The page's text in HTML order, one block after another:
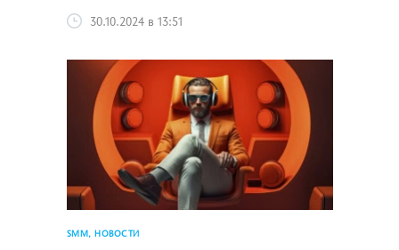
30.10.2024 в 13:51
SMM, НОВОСТИ